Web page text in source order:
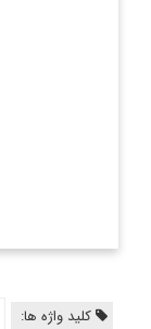
کلید واژه ها: